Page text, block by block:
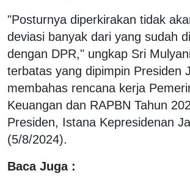
"Posturnya diperkirakan tidak
deviasi banyak dari yang sudah
dengan DPR," ungkap Sri
terbatas yang dipimpin Presiden
membahas rencana kerja
Keuangan dan RAPBN Tahun
Presiden, Istana Kepresidenan
(5/8/2024).
Baca Juga :